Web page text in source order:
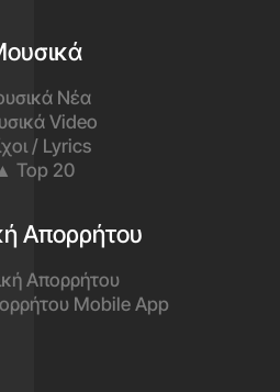
Νέα
Video
/ Lyrics
Top 20
Απορρήτου
Απορρήτου
Mobile App